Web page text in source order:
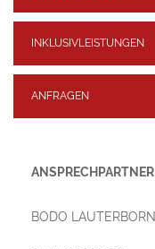
INKLUSIVLEISTUNGEN
ANFRAGEN
ANSPRECHPARTNER
BODO LAUTERBORN